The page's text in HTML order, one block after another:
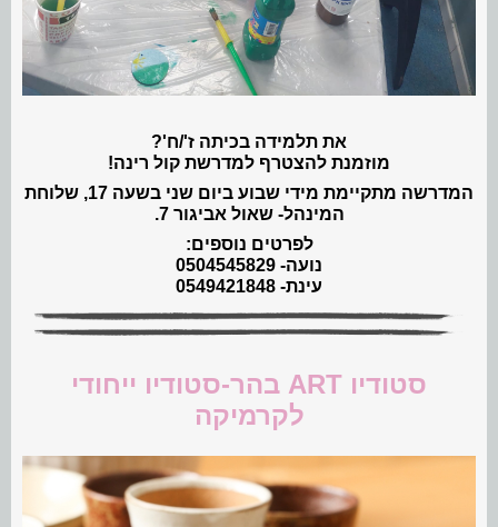
את תלמידה בכיתה ז'/ח'?
מוזמנת להצטרף למדרשת קול רינה!
המדרשה מתקיימת מידי שבוע ביום שני בשעה 17, שלוחת
המינהל- שאול אביגור 7.
לפרטים נוספים:
נועה- 0504545829
עינת- 0549421848
סטודיו ART בהר-סטודיו ייחודי
לקרמיקה